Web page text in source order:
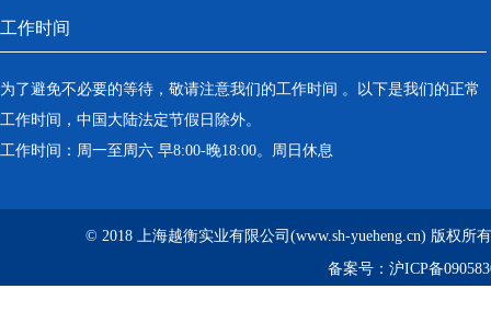
工作时间
为了避免不必要的等待，敬请注意我们的工作时间 。以下是我们的正常
工作时间，中国大陆法定节假日除外。
工作时间：周一至周六 早8:00-晚18:00。周日休息
© 2018 上海越衡实业有限公司(www.sh-yueheng.cn) 版权所
备案号： 沪ICP备